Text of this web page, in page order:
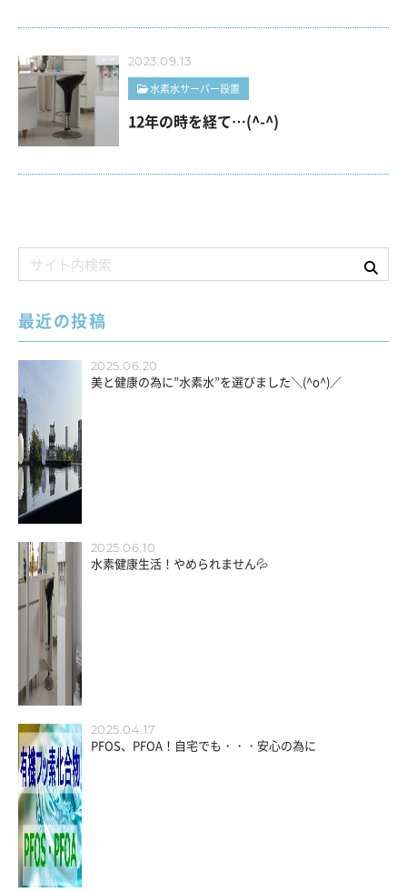
2023.09.13
水素水サーバー設置
12年の時を経て…(^-^)
最近の投稿
2025.06.20
美と健康の為に”水素水”を選びました＼(^o^)／
2025.06.10
水素健康生活！やめられません💦
2025.04.17
PFOS、PFOA！自宅でも・・・安心の為に